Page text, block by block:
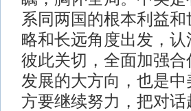
系同两国的根本利益
略和长远角度出发，
彼此关切，全面加强
发展的大方向，也是
方要继续努力，把对